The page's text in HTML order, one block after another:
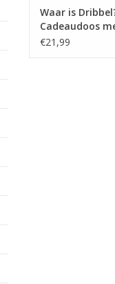
Waar is
Cadeaudoos
€21,99